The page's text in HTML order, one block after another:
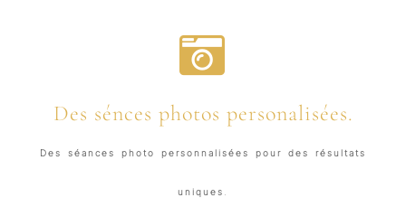
Des sénces photos personalisées.
Des séances photo personnalisées pour des résultats
uniques